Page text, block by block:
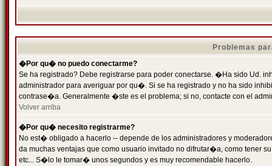
Problemas
�Por qu� no puedo conectarme?
Se ha registrado? Debe registrarse para poder conectarse. �Ha sido Ud.
administrador para averiguar por qu�. Si se ha registrado y no ha sido
contrase�a. Generalmente �ste es el problema; si no, contacte con el
Volver arriba
�Por qu� necesito registrarme?
No est� obligado a hacerlo -- depende de los administradores y
da muchas ventajas que como usuario invitado no difrutar�a, como tener
etc... S�lo le tomar� unos segundos y es muy recomendable hacerlo.